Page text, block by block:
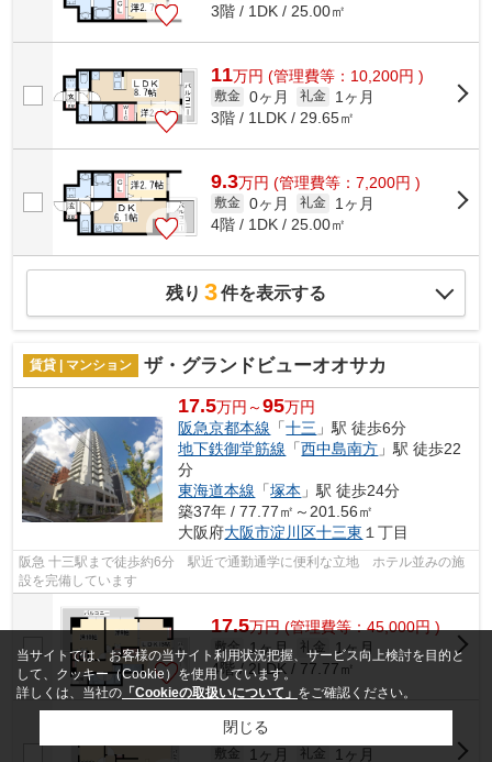
3階 / 1DK / 25.00㎡
11万円 (管理費等：10,200円 )
敷金 0ヶ月 礼金
1ヶ月
3階 / 1LDK / 29.65㎡
9.3万円 (管理費等：7,200円 )
敷金 0ヶ月 礼金
1ヶ月
4階 / 1DK / 25.00㎡
残り 3件を表示する
賃貸 | マンション ザ・グランドビューオオサカ
17.5万円～95万円
阪急京都本線 「十三 」駅 徒歩6分
地下鉄御堂筋線 「西中島南方 」駅 徒歩22
分
東海道本線 「塚本 」駅 徒歩24分
築37年 / 77.77㎡～201.56㎡
大阪府大阪市淀川区十三東 １丁目
阪急 十三駅まで徒歩約6分 駅近で通勤通学に便利な立地 ホテル並みの施
設を完備しています
17.5万円(管理費等：45,000円 )
敷金 1ヶ月 礼金
1ヶ月
4階 / 2LDK / 77.77㎡
17.5万円
敷金 1ヶ月 礼金 1ヶ月
当サイトでは、お客様の当サイト利用状況把握、サービス向上検討を目的と
して、クッキー（Cookie）を使用しています。
詳しくは、当社の 「Cookieの取扱いについて」 をご確認ください。
閉じる